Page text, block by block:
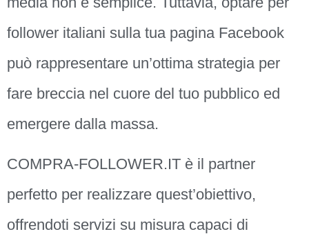
follower italiani sulla tua pagina Facebook
può rappresentare un’ottima strategia per
fare breccia nel cuore del tuo pubblico ed
emergere dalla massa.
COMPRA-FOLLOWER.IT è il partner
perfetto per realizzare quest’obiettivo,
offrendoti servizi su misura capaci di